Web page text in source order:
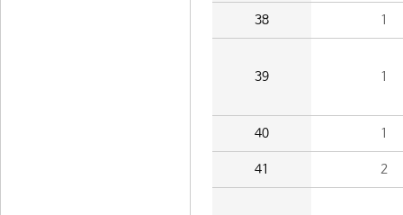
38 1
39 1
40 1
41 2